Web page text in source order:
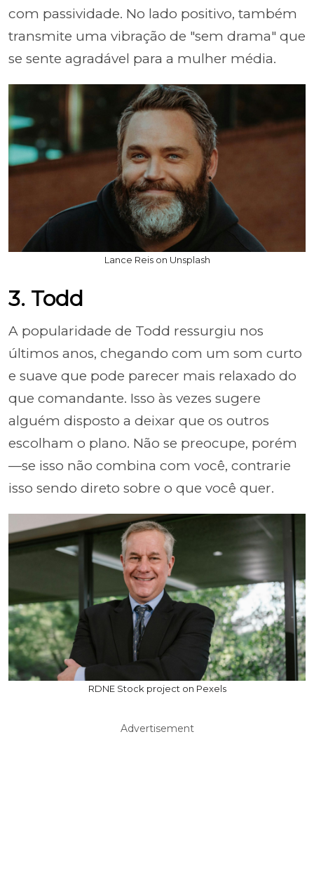
com passividade. No lado positivo, também
transmite uma vibração de "sem drama" que
se sente agradável para a mulher média.
Lance Reis on Unsplash
3. Todd
A popularidade de Todd ressurgiu nos
últimos anos, chegando com um som curto
e suave que pode parecer mais relaxado do
que comandante. Isso às vezes sugere
alguém disposto a deixar que os outros
escolham o plano. Não se preocupe, porém
—se isso não combina com você, contrarie
isso sendo direto sobre o que você quer.
RDNE Stock project on Pexels
Advertisement